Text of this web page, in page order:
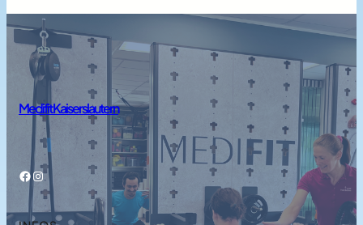
Medifit Kaiserslautern
Facebook Instagram